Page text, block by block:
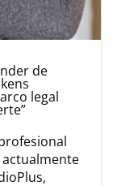
de
legal
actualmente